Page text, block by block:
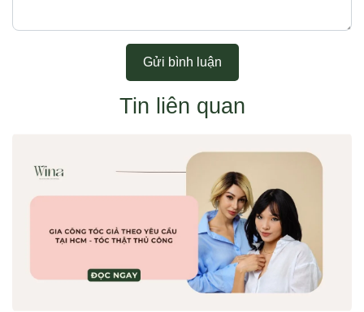
Gửi bình luận
Tin liên quan